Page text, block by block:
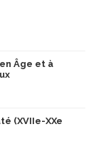
Âge et à
(XVIIe-XXe